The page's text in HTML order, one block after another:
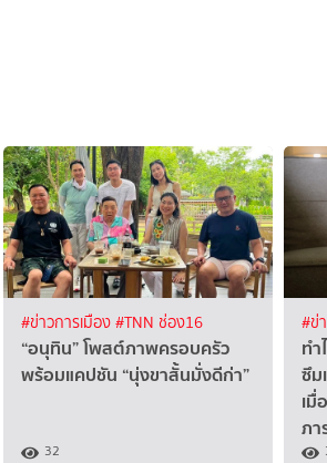
#ข่าวการเมือง#TNN ช่อง16
“อนุทิน” โพสต์ภาพครอบครัว
พร้อมแคปชัน “นุ่งขาสั้นมั่งดีก่า”
32
#ข่
ทำ
ซึม
เมื่
ภา